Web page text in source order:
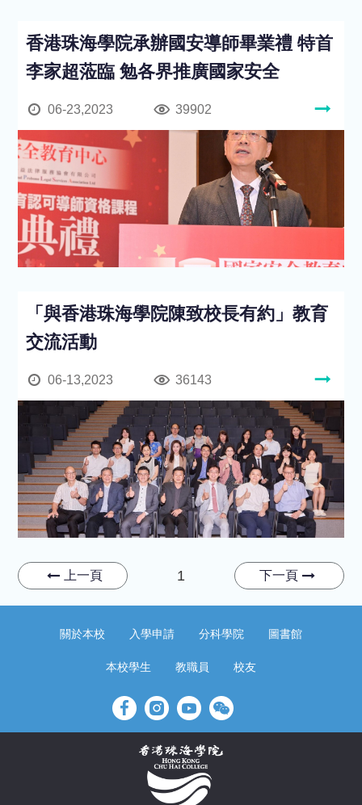
香港珠海學院承辦國安導師畢業禮 特首
李家超蒞臨 勉各界推廣國家安全
06-23,2023 39902
「與香港珠海學院陳致校長有約」教育
交流活動
06-13,2023 36143
上一頁 1 下一頁
關於本校 入學申請 分科學院 圖書館
本校學生 教職員 校友